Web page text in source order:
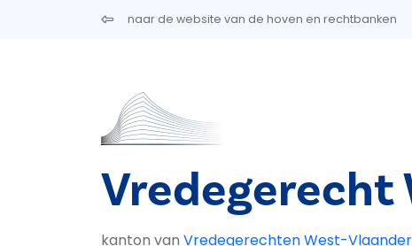
Overslaan en naar de inhoud gaannaar de website van de hoven en rechtbanken
Vredegerecht
kanton van Vredegerechten West-